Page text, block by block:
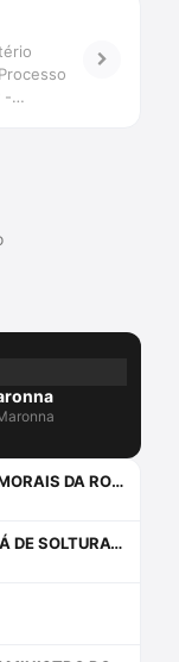
-
#329 | AURY LOPES JR. E ALEXANDRE MORAIS DA ROSA ENTREVISTAM RODRIGO FAUCZ
#38 PROMOTOR PODE EXPEDIR ALVARÁ DE SOLTURA? A DIVERGÊNCIA